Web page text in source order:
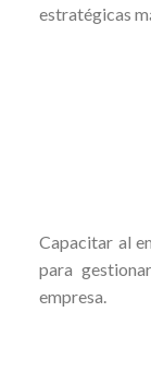
estratégicas
Capacitar al
para
empresa.